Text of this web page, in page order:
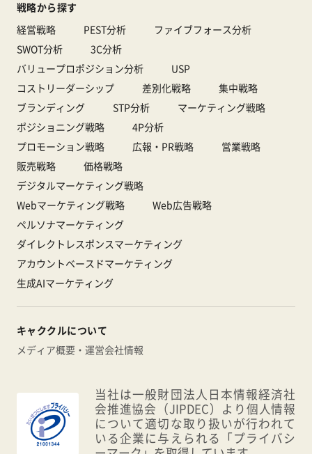
戦略から探す
経営戦略
PEST分析
ファイブフォース分析
SWOT分析
3C分析
バリュープロポジション分析
USP
コストリーダーシップ
差別化戦略
集中戦略
ブランディング
STP分析
マーケティング戦略
ポジショニング戦略
4P分析
プロモーション戦略
広報・PR戦略
営業戦略
販売戦略
価格戦略
デジタルマーケティング戦略
Webマーケティング戦略
Web広告戦略
ペルソナマーケティング
ダイレクトレスポンスマーケティング
アカウントベースドマーケティング
生成AIマーケティング
キャククルについて
メディア概要・運営会社情報
当社は一般財団法人日本情報経済社
会推進協会（JIPDEC）より個人情報
について適切な取り扱いが行われて
いる企業に与えられる「プライバシ